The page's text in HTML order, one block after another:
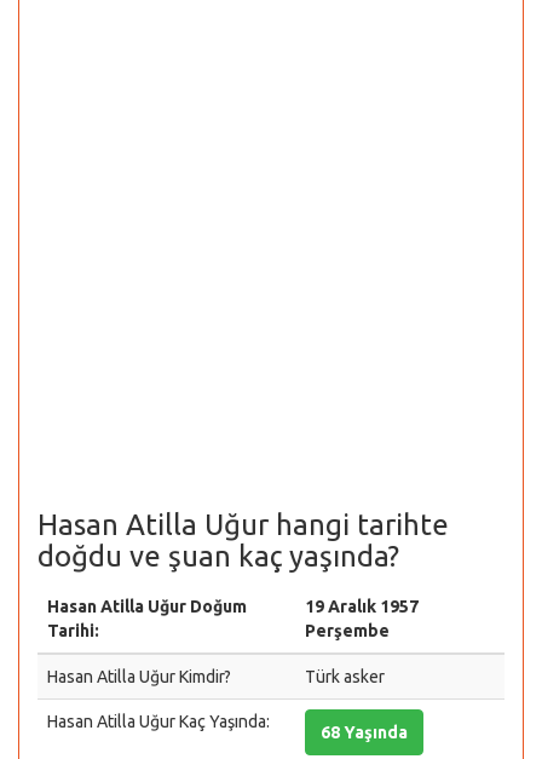
Hasan Atilla Uğur hangi tarihte
doğdu ve şuan kaç yaşında?
Hasan Atilla Uğur Doğum
Tarihi:
19 Aralık 1957
Perşembe
Hasan Atilla Uğur Kimdir? Türk asker
Hasan Atilla Uğur Kaç Yaşında:
68 Yaşında